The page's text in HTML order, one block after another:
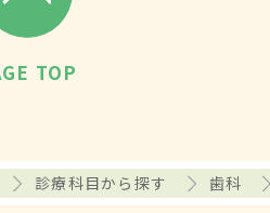
TOP
診療科目から探す 歯科